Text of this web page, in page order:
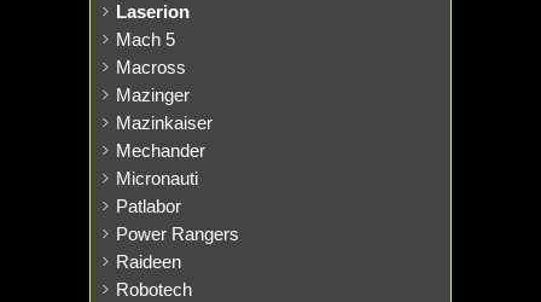
Laserion
Mach 5
Macross
Mazinger
Mazinkaiser
Mechander
Micronauti
Patlabor
Power Rangers
Raideen
Robotech